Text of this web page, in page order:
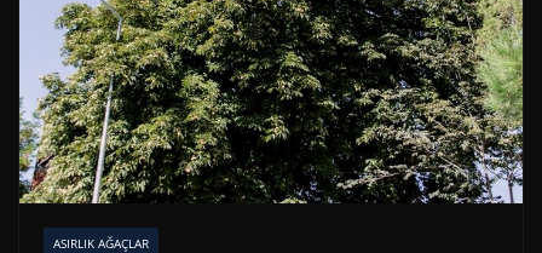
ASIRLIK AĞAÇLAR